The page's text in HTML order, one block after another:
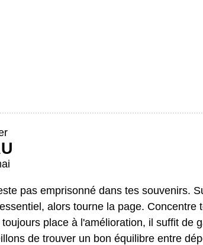
pas emprisonné dans tes souvenirs.
alors tourne la page.
place à l'amélioration, il suffit de
de trouver un bon équilibre entre